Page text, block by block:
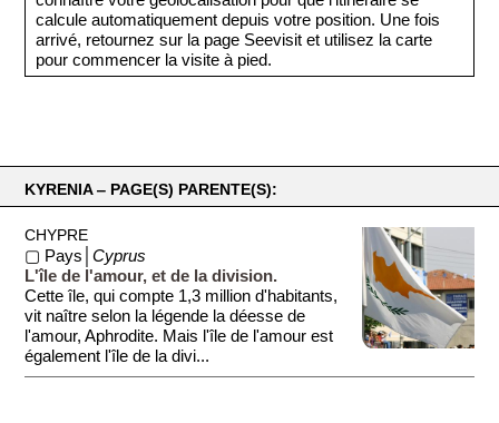
calcule automatiquement depuis votre position. Une fois
arrivé, retournez sur la page Seevisit et utilisez la carte
pour commencer la visite à pied.
KYRENIA ‒ PAGE(S) PARENTE(S):
CHYPRE
▢ Pays│Cyprus
L'île de l'amour, et de la division.
Cette île, qui compte 1,3 million d'habitants,
vit naître selon la légende la déesse de
l'amour, Aphrodite. Mais l'île de l'amour est
également l'île de la divi...